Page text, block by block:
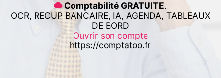
Comptabilité GRATUITE.
OCR, RECUP BANCAIRE, IA, AGENDA, TABLEAUX
DE BORD
Ouvrir son compte
https://comptatoo.fr